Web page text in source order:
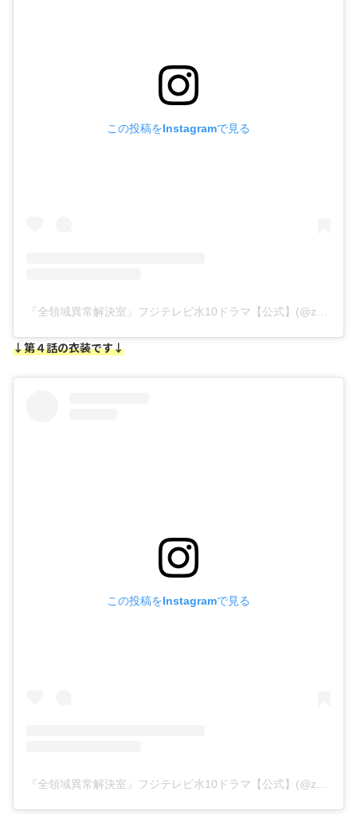
この投稿をInstagramで見る
↓第４話の衣装です↓
この投稿をInstagramで見る
『全領域異常解決室』フジテレビ水10ドラマ【公式】(@zenketsu_fujitv)がシェアした投稿